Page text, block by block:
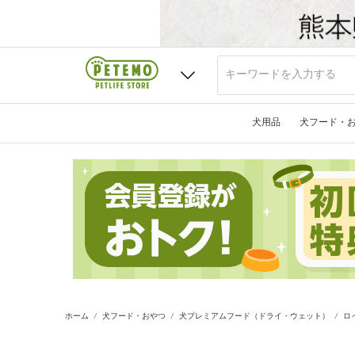
犬用品 犬フード・
ホーム 犬フード・おやつ 犬プレミアムフード（ドライ・ウェット） ロ